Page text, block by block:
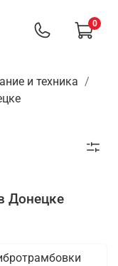
0
и техника
Донецке